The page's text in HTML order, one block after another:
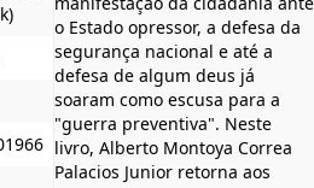
o Estado opressor, a defesa da
segurança nacional e até a
defesa de algum deus já
soaram como escusa para a
"guerra preventiva". Neste
livro, Alberto Montoya Correa
Palacios Junior retorna aos